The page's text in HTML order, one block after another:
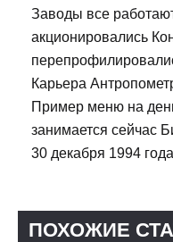
Заводы все
акционировались
Карьера
Пример меню на
занимается сейчас
30 декабря 1994
ПОХОЖИЕ